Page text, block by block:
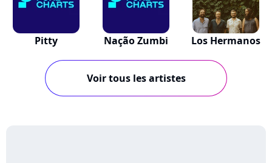
Pitty Nação Zumbi Los Hermanos
Voir tous les artistes